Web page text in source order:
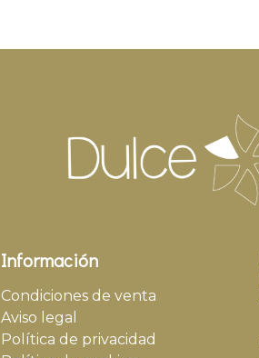
Información
Condiciones de venta
Aviso legal
Política de privacidad